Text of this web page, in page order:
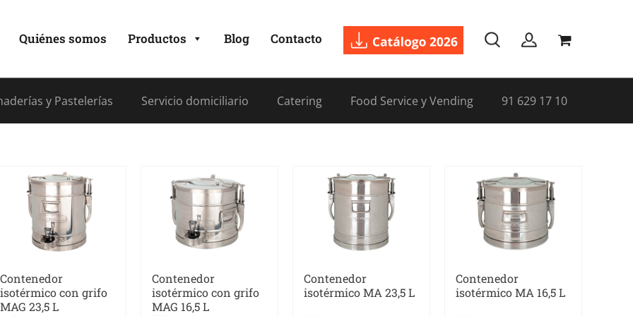
Quiénes somos Productos Blog Contacto
y Pastelerías Servicio domiciliario Catering Food Service y Vending 91 629 17 10
Contenedor
isotérmico con grifo
MAG 23,5 L
Contenedor
isotérmico con grifo
MAG 16,5 L
Contenedor
isotérmico MA 23,5 L
Contenedor
isotérmico MA 16,5 L